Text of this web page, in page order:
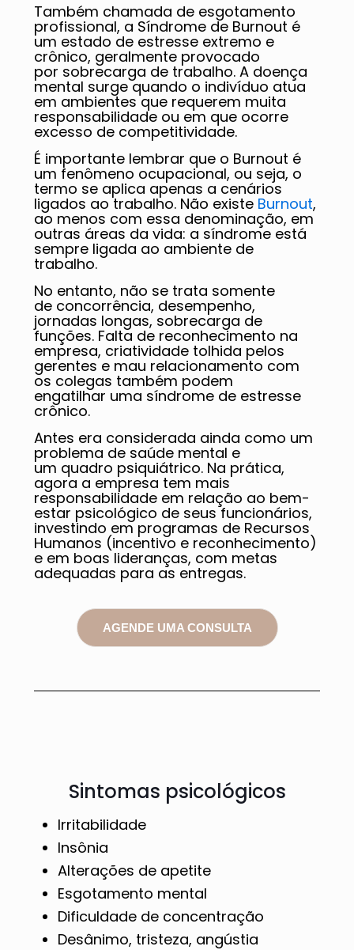
Também chamada de esgotamento
profissional, a Síndrome de Burnout é
um estado de estresse extremo e
crônico, geralmente provocado
por sobrecarga de trabalho. A doença
mental surge quando o indivíduo atua
em ambientes que requerem muita
responsabilidade ou em que ocorre
excesso de competitividade.
É importante lembrar que o Burnout é
um fenômeno ocupacional, ou seja, o
termo se aplica apenas a cenários
ligados ao trabalho. Não existe Burnout,
ao menos com essa denominação, em
outras áreas da vida: a síndrome está
sempre ligada ao ambiente de
trabalho.
No entanto, não se trata somente
de concorrência, desempenho,
jornadas longas, sobrecarga de
funções. Falta de reconhecimento na
empresa, criatividade tolhida pelos
gerentes e mau relacionamento com
os colegas também podem
engatilhar uma síndrome de estresse
crônico.
Antes era considerada ainda como um
problema de saúde mental e
um quadro psiquiátrico. Na prática,
agora a empresa tem mais
responsabilidade em relação ao bem-
estar psicológico de seus funcionários,
investindo em programas de Recursos
Humanos (incentivo e reconhecimento)
e em boas lideranças, com metas
adequadas para as entregas.
AGENDE UMA CONSULTA
Sintomas psicológicos
Irritabilidade
Insônia
Alterações de apetite
Esgotamento mental
Dificuldade de concentração
Desânimo, tristeza, angústia